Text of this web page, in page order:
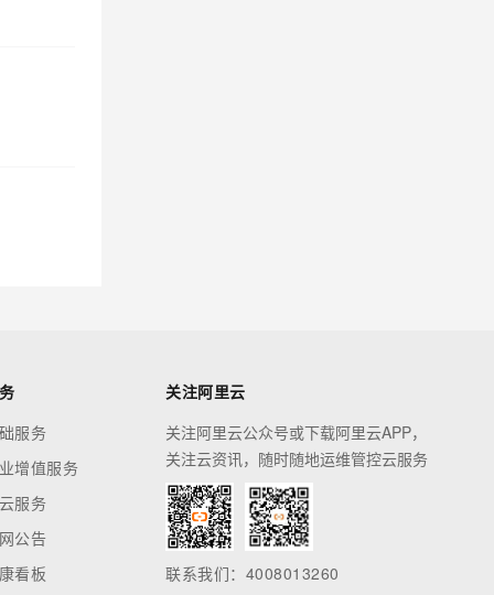
服务
增值服务
服务
公告
看板
关注阿里云
关注阿里云公众号或下载阿里云APP，
关注云资讯，随时随地运维管控云服务
联系我们：4008013260